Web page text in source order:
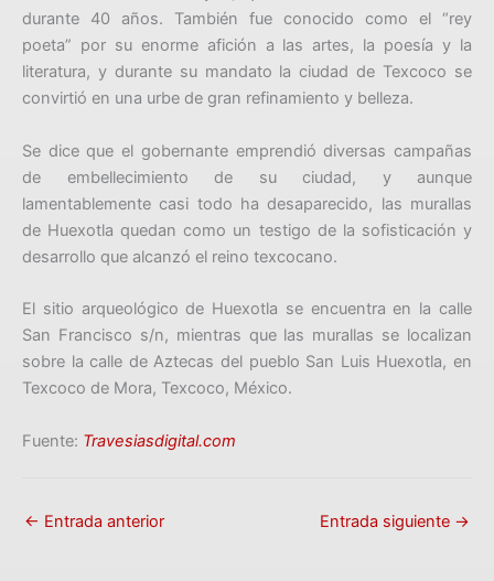
durante 40 años. También fue conocido como el “rey
poeta” por su enorme afición a las artes, la poesía y la
literatura, y durante su mandato la ciudad de Texcoco se
convirtió en una urbe de gran refinamiento y belleza.
Se dice que el gobernante emprendió diversas campañas
de embellecimiento de su ciudad, y aunque
lamentablemente casi todo ha desaparecido, las murallas
de Huexotla quedan como un testigo de la sofisticación y
desarrollo que alcanzó el reino texcocano.
El sitio arqueológico de Huexotla se encuentra en la calle
San Francisco s/n, mientras que las murallas se localizan
sobre la calle de Aztecas del pueblo San Luis Huexotla, en
Texcoco de Mora, Texcoco, México.
Fuente: Travesiasdigital.com
← Entrada anterior Entrada siguiente →